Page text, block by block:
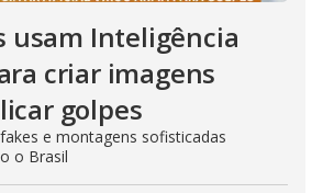
usam Inteligência
criar imagens
golpes
e montagens sofisticadas
o Brasil